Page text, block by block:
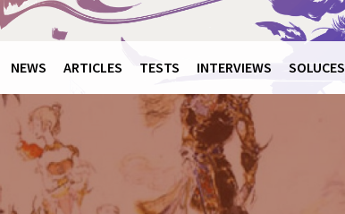
NEWS ARTICLES TESTS INTERVIEWS SOLUCES